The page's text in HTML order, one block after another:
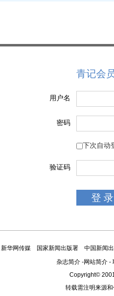
青记会
用户名
密码
下次自动
验证码
新华网传媒 国家新闻出版署
中国新闻
杂志简介 -网站简介 -
Copyright©
转载需注明来源